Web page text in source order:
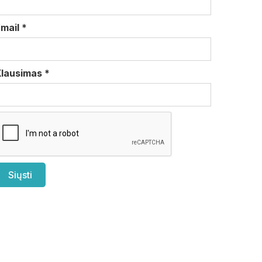
*
*